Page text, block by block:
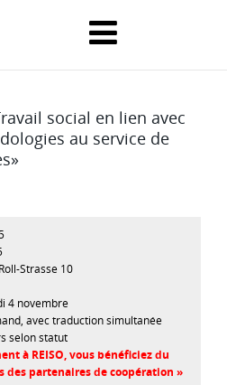
social en lien avec
au service de
Strasse 10
4 novembre
avec traduction simultanée
selon statut
à REISO, vous bénéficiez du
des partenaires de coopération »